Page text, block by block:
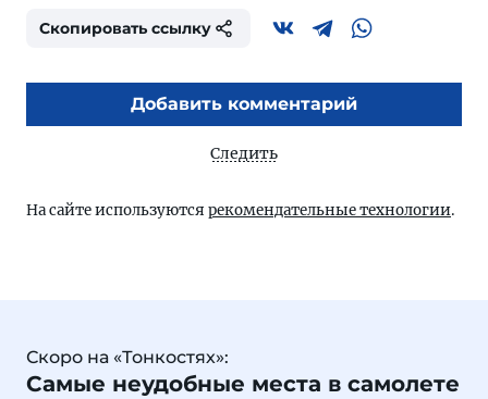
Скопировать ссылку
Добавить комментарий
Следить
На сайте используются рекомендательные технологии.
Скоро на «Тонкостях»:
Самые неудобные места в самолете